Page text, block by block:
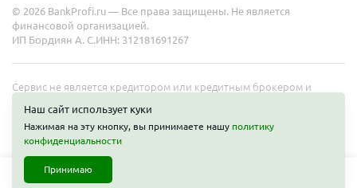
© 2026 BankProfi.ru — Все права защищены. Не является
финансовой организацией.
ИП Бордиян А. С.ИНН: 312181691267
Сервис не является кредитором или кредитным брокером и
на сайте не является публичной офертой. Полные условия услуг
уточняйте на сайте организаций.
Наш сайт использует куки
Нажимая на эту кнопку, вы принимаете нашу политику
конфиденциальности
Принимаю